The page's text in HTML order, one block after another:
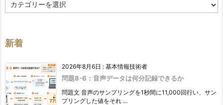
テ
ー
新着
2026年8月6日 : 基本情報技術者
問題8-6：音声データは何分記録できるか
問題文 音声のサンプリングを1秒間に11,000回行い、サン
プリングした値をそれ ...